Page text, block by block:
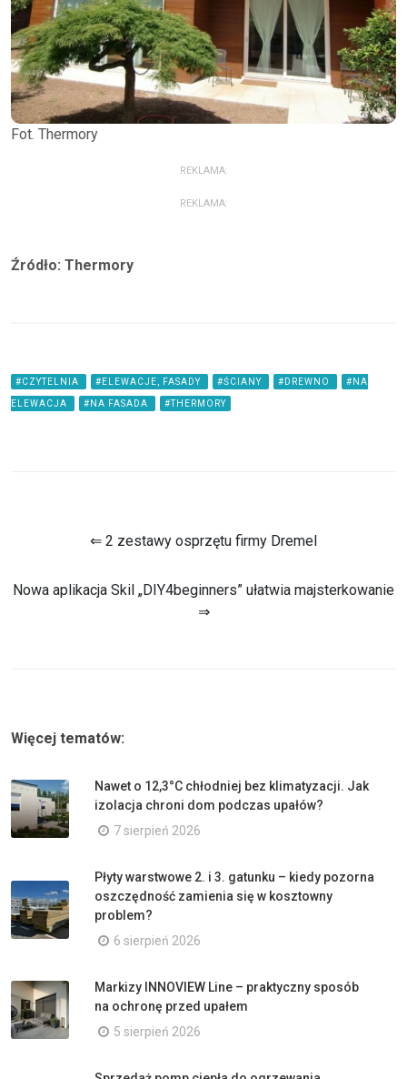
Fot. Thermory
REKLAMA:
REKLAMA:
Źródło: Thermory
#CZYTELNIA #ELEWACJE, FASADY #ŚCIANY #DREWNO #NA
ELEWACJA #NA FASADA #THERMORY
⇐ 2 zestawy osprzętu firmy Dremel
Nowa aplikacja Skil „DIY4beginners” ułatwia majsterkowanie
⇒
Więcej tematów:
Nawet o 12,3°C chłodniej bez klimatyzacji. Jak
izolacja chroni dom podczas upałów?
7 sierpień 2026
Płyty warstwowe 2. i 3. gatunku – kiedy pozorna
oszczędność zamienia się w kosztowny
problem?
6 sierpień 2026
Markizy INNOVIEW Line – praktyczny sposób
na ochronę przed upałem
5 sierpień 2026